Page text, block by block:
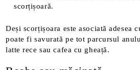
scorțișoară.
Deși scorțișoara este asociată adesea
poate fi savurată pe tot parcursul
latte rece sau cafea cu gheață.